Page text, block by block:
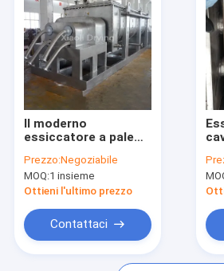
Prodotti
Chi siamo
Fatory Tour
Controllo di qualità
notizie
Tutti i casi
Il moderno
essiccatore a pale
è una soluzione
efficiente ed
avanzata per
industriale
Prezzo:Negoziabile
MOQ:1 insieme
Ottieni l'ultimo prezzo
Contattaci
e